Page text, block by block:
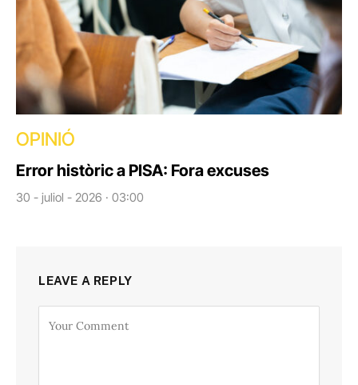
OPINIÓ
Error històric a PISA: Fora excuses
30 - juliol - 2026 · 03:00
LEAVE A REPLY